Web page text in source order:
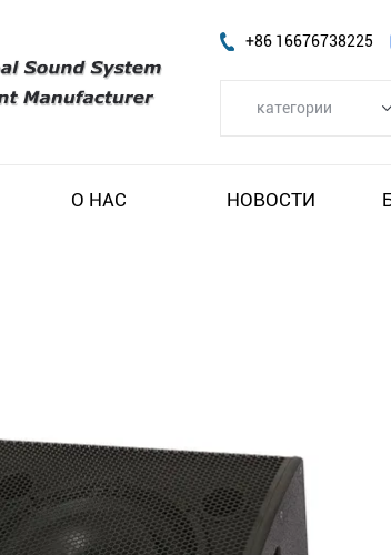
+86 16676738225
категории
FP УСИЛИТЕЛЬ
Модуль усилителя
АУДИОПРОЦЕССОР
О НАС НОВОСТИ